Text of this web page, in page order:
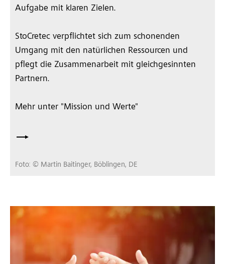
Aufgabe mit klaren Zielen.
StoCretec verpflichtet sich zum schonenden
Umgang mit den natürlichen Ressourcen und
pflegt die Zusammenarbeit mit gleichgesinnten
Partnern.
Mehr unter "Mission und Werte"
Foto: © Martin Baitinger, Böblingen, DE